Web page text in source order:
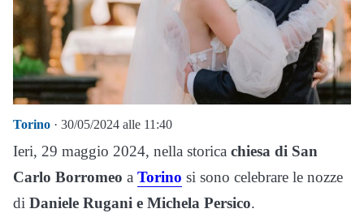
Torino · 30/05/2024 alle 11:40
Ieri, 29 maggio 2024, nella storica chiesa di San
Carlo Borromeo a Torino si sono celebrare le nozze
di Daniele Rugani e Michela Persico.